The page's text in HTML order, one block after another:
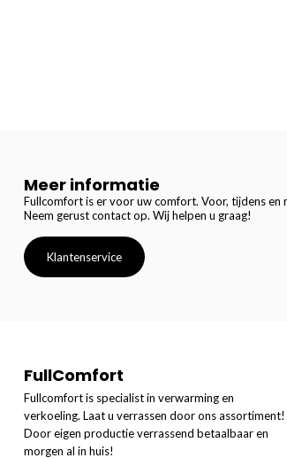
Meer informatie
Fullcomfort is er voor uw comfort. Voor, tijdens
Neem gerust contact op. Wij helpen u graag!
Klantenservice
FullComfort
Fullcomfort is specialist in verwarming en
verkoeling. Laat u verrassen door ons assortiment!
Door eigen productie verrassend betaalbaar en
morgen al in huis!